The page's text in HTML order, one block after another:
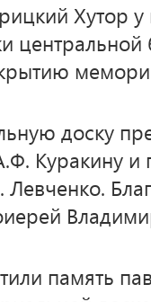
Хутор
доску
Куракину и
Левченко.
память